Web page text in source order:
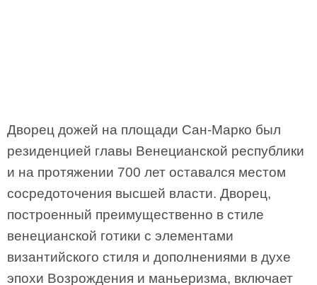
Дворец дожей на площади Сан-Марко был
резиденцией главы Венецианской республики
и на протяжении 700 лет оставался местом
сосредоточения высшей власти. Дворец,
построенный преимущественно в стиле
венецианской готики с элементами
византийского стиля и дополнениями в духе
эпохи Возрождения и маньеризма, включает